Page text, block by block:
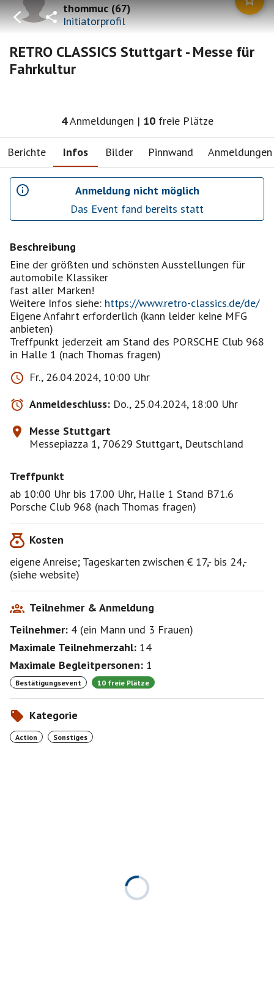
thommuc(67)
Initiatorprofil
RETRO CLASSICS Stuttgart - Messe für
Fahrkultur
4Anmeldungen | 10 freie Plätze
Berichte Infos Bilder Pinnwand Anmeldungen
Anmeldung nicht möglich
Das Event fand bereits statt
Beschreibung
Eine der größten und schönsten Ausstellungen für
automobile Klassiker
fast aller Marken!
Weitere Infos siehe: https://www.retro-classics.de/de/
Eigene Anfahrt erforderlich (kann leider keine MFG
anbieten)
Treffpunkt jederzeit am Stand des PORSCHE Club 968
in Halle 1 (nach Thomas fragen)
Fr., 26.04.2024, 10:00 Uhr
Anmeldeschluss: Do., 25.04.2024, 18:00 Uhr
Messe Stuttgart
Messepiazza 1, 70629 Stuttgart, Deutschland
Treffpunkt
ab 10:00 Uhr bis 17.00 Uhr, Halle 1 Stand B71.6
Porsche Club 968 (nach Thomas fragen)
Kosten
eigene Anreise; Tageskarten zwischen € 17,- bis 24,-
(siehe website)
Teilnehmer & Anmeldung
Teilnehmer: 4 (ein Mann und 3 Frauen)
Maximale Teilnehmerzahl: 14
Maximale Begleitpersonen: 1
Bestätigungsevent 10 freie Plätze
Kategorie
Action Sonstiges